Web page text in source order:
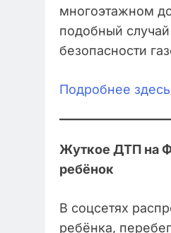
многоэтажном
подобный
безопасности
Подробнее здесь
Жуткое ДТП на
ребёнок
В соцсетях
ребёнка,